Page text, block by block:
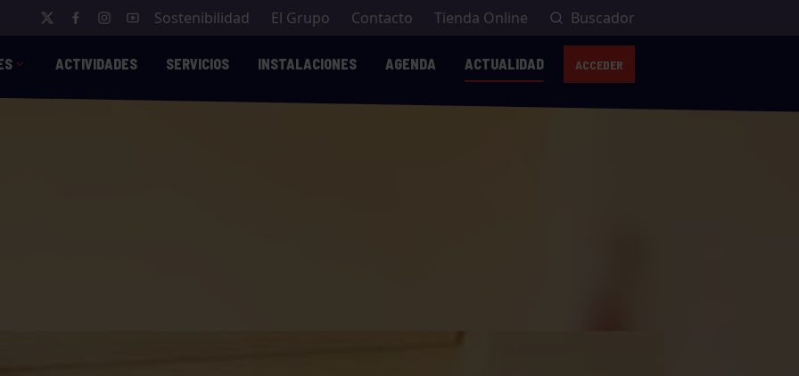
Sostenibilidad El Grupo Contacto Tienda Online Buscador
ACTIVIDADES SERVICIOS INSTALACIONES AGENDA ACTUALIDAD ACCEDER